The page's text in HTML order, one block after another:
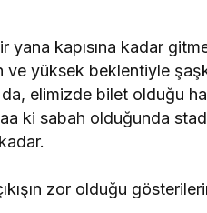
yana kapısına kadar
yüksek beklentiyle
da, elimizde bilet olduğu
ki sabah olduğunda
zor olduğu